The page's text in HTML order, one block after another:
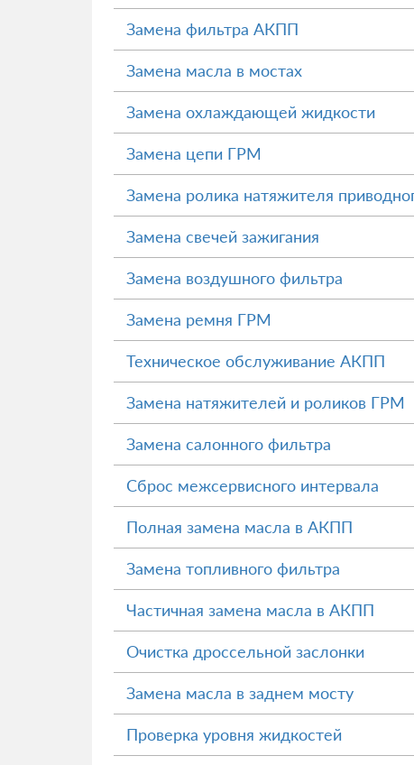
Замена фильтра АКПП
Замена масла в мостах
Замена охлаждающей жидкости
Замена цепи ГРМ
Замена ролика натяжителя
Замена свечей зажигания
Замена воздушного фильтра
Замена ремня ГРМ
Техническое обслуживание АКПП
Замена натяжителей и роликов ГРМ
Замена салонного фильтра
Сброс межсервисного интервала
Полная замена масла в АКПП
Замена топливного фильтра
Частичная замена масла в АКПП
Очистка дроссельной заслонки
Замена масла в заднем мосту
Проверка уровня жидкостей